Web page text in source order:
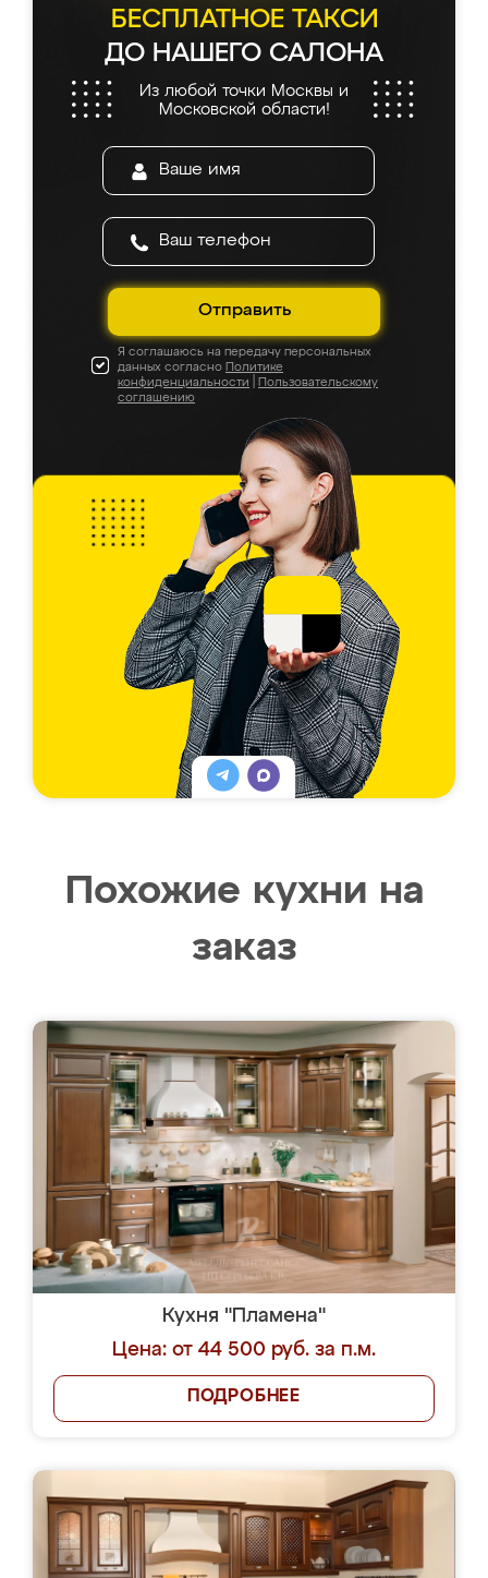
БЕСПЛАТНОЕ ТАКСИ
ДО НАШЕГО САЛОНА
Из любой точки Москвы и
Московской области!
Отправить
Я соглашаюсь на передачу персональных
данных согласно Политике
конфиденциальности
Пользовательскому
соглашению
Похожие кухни на
заказ
Кухня "Пламена"
Цена: от 44 500 руб. за п.м.
ПОДРОБНЕЕ